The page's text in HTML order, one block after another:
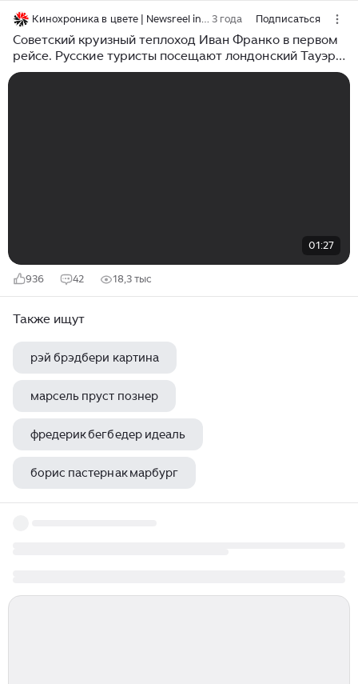
Кинохроника в цвете | Newsreel in color 3 года Подписаться
Советский круизный теплоход Иван Франко в первом
рейсе. Русские туристы посещают лондонский Тауэр.
1964 г.
01:27
936 42 18,3 тыс
Также ищут
рэй брэдбери картина
марсель пруст познер
фредерик бегбедер идеаль
борис пастернак марбург